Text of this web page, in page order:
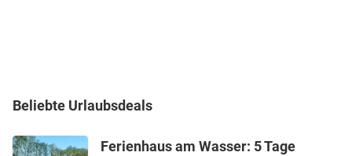
Beliebte Urlaubsdeals
Ferienhaus am Wasser: 5 Tage